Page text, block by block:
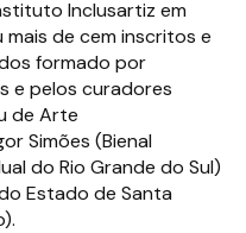
Inclusartiz em
de cem inscritos e
formado por
e pelos curadores
de Arte
Simões (Bienal
do Rio Grande do Sul)
Estado de Santa